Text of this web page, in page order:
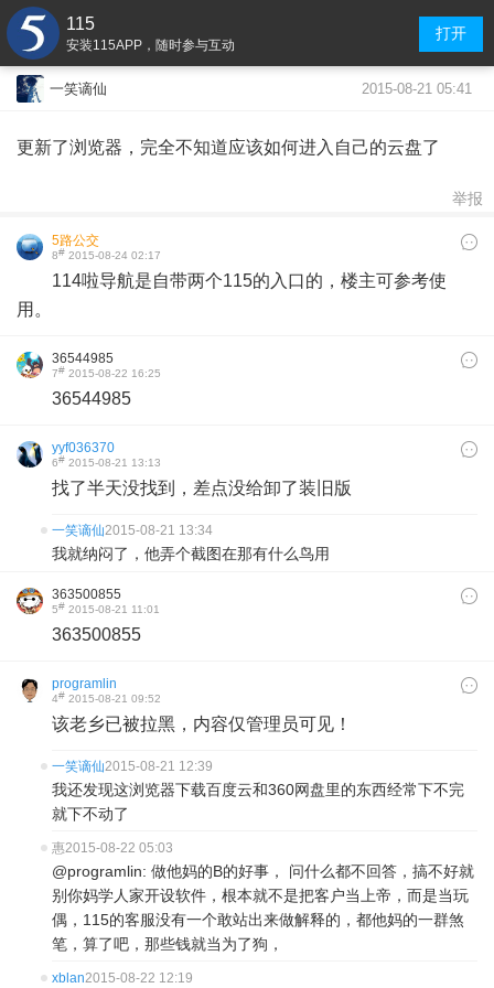
115
安装115APP，随时参与互动
打开
一笑谪仙 2015-08-21 05:41
更新了浏览器，完全不知道应该如何进入自己的云盘了
举报
5路公交
8# 2015-08-24 02:17
114啦导航是自带两个115的入口的，楼主可参考使
用。
36544985
7# 2015-08-22 16:25
36544985
yyf036370
6# 2015-08-21 13:13
找了半天没找到，差点没给卸了装旧版
一笑谪仙2015-08-21 13:34
我就纳闷了，他弄个截图在那有什么鸟用
363500855
5# 2015-08-21 11:01
363500855
programlin
4# 2015-08-21 09:52
该老乡已被拉黑，内容仅管理员可见！
一笑谪仙2015-08-21 12:39
我还发现这浏览器下载百度云和360网盘里的东西经常下不完
就下不动了
惠2015-08-22 05:03
@programlin: 做他妈的B的好事， 问什么都不回答，搞不好就
别你妈学人家开设软件，根本就不是把客户当上帝，而是当玩
偶，115的客服没有一个敢站出来做解释的，都他妈的一群煞
笔，算了吧，那些钱就当为了狗，
xblan2015-08-22 12:19